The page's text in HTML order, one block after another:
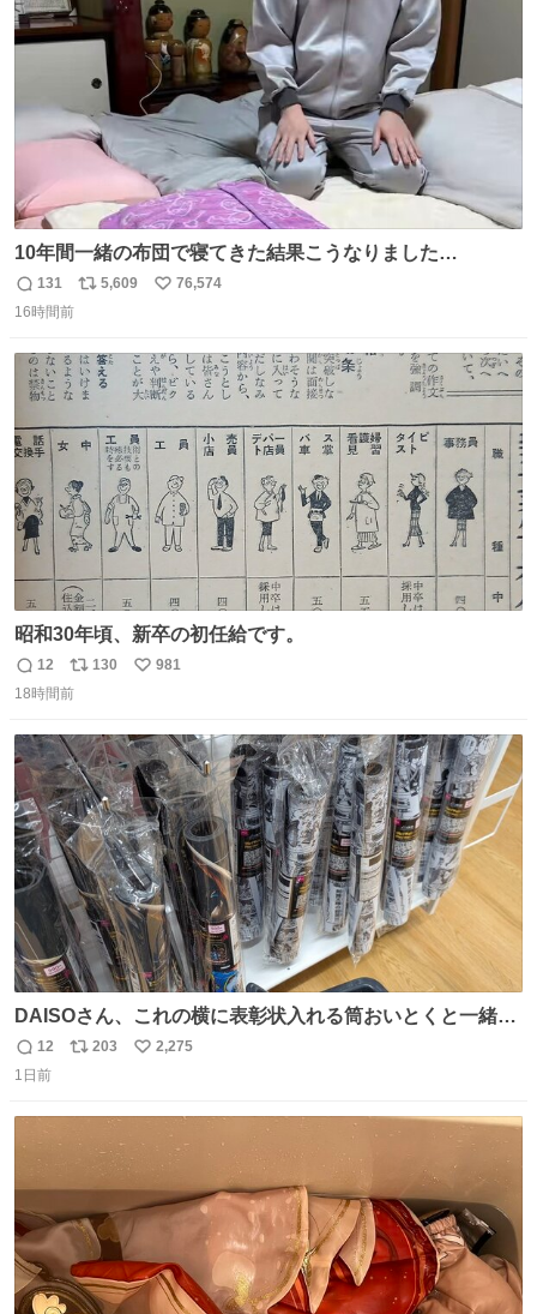
ナン旅行2026
数
10年間一緒の布団で寝てきた結果こうなりました…
返
信
131
リ
ト
数
5,609
い
数
76,574
16時間前
昭和30年頃、新卒の初任給です。
返
信
12
リ
ポ
ト
数
130
い
数
981
18時間前
DAISOさん、これの横に表彰状入れる筒おいとくと一緒に
売れますのでご検討下さい
返
信
12
リ
203
い
2,275
1日前